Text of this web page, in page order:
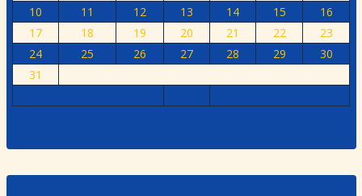
10
11 12 13 14 15
16
17
18 19 20 21 22
23
24
25 26 27 28 29
30
31